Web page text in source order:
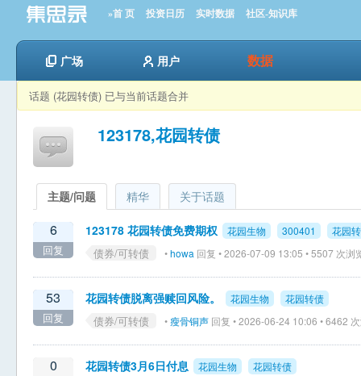
»首 页 投资日历 实时数据 社区-知识库
广场 用户 数据
话题 (花园转债) 已与当前话题合并
123178,花园转债
主题/问题 精华 关于话题
6
回复
123178 花园转债免费期权 花园生物 300401 花园
债券/可转债 •howa 回复 • 2026-07-09 13:05 • 5507 次浏
53
回复
花园转债脱离强赎回风险。 花园生物 花园转债
债券/可转债 •瘦骨铜声 回复 • 2026-06-24 10:06 • 6462
0 花园转债3月6日付息 花园生物 花园转债